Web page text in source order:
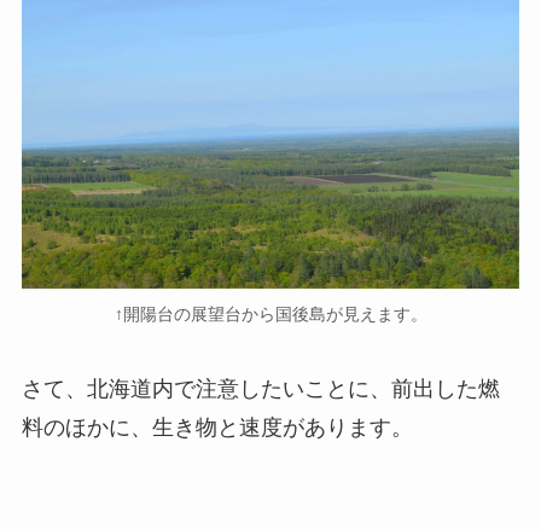
↑開陽台の展望台から国後島が見えます。
さて、北海道内で注意したいことに、前出した燃
料のほかに、生き物と速度があります。